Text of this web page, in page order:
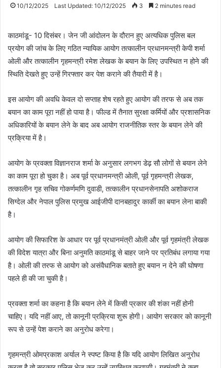
10/12/2025 Last Updated: 10/12/2025 3 2 minutes read
काठमांडू- 10 दिसंबर। जेन जी आंदोलन के दौरान हुए अत्यधिक पुलिस बल
प्रयोग की जांच के लिए गठित न्यायिक आयोग तत्कालीन प्रधानमन्त्री केपी शर्मा
ओली और तत्कालीन गृहमन्त्री रमेश लेखक के बयान के लिए उपस्थित न होने की
स्थिति देखते हुए उन्हें गिरफ्तार कर पेश कराने की तैयारी में है।
इस आयोग की अवधि केवल दो सप्ताह शेष रहते हुए आयोग की तरफ से अब तक
बयान का काम पूरा नहीं हो पाया है। फील्ड में तैनात सुरक्षा कर्मियों और प्रशासनिक
अधिकारियों के बयान लेने के बाद अब आयोग राजनीतिक स्तर के बयान लेने की
प्रक्रिया में है।
आयोग के प्रवक्ता विज्ञानराज शर्मा के अनुसार लगभग डेढ़ सौ लोगों से बयान लेने
का काम पूरा हो चुका है। अब पूर्व प्रधानमन्त्री ओली, पूर्व गृहमन्त्री लेखक,
तत्कालीन गृह सचिव गोकर्णमणि दुवाडी, तत्कालीन प्रधानसेनापति अशोकराज
सिग्देल और नेपाल पुलिस प्रमुख आईजीपी दानबहादुर कार्की का बयान लेना बाकी
है।
आयोग की सिफारिश के आधार पर पूर्व प्रधानमंत्री ओली और पूर्व गृहमंत्री लेखक
की विदेश यात्रा और बिना अनुमति काठमांडू से बाहर जाने पर प्रतिबंध लगाया गया
है। ओली की तरफ से आयोग को असंवैधानिक बताते हुए बयान न देने की घोषणा
पहले ही की जा चुकी है।
प्रवक्ता शर्मा का कहना है कि बयान लेने में किसी प्रकार की शंका नहीं होनी
चाहिए। यदि नहीं आए, तो कानूनी प्रक्रिया शुरू होगी। आयोग सरकार को कानूनी
रूप से उन्हें पेश कराने का अनुरोध करेगा।
गृहमन्त्री ओमप्रकाश अर्याल ने स्पष्ट किया है कि यदि आयोग लिखित अनुरोध